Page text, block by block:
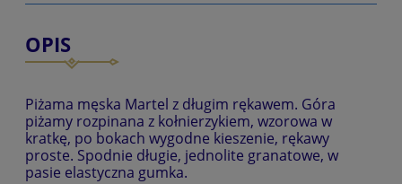
OPIS
Piżama męska Martel z długim rękawem. Góra
piżamy rozpinana z kołnierzykiem, wzorowa w
kratkę, po bokach wygodne kieszenie, rękawy
proste. Spodnie długie, jednolite granatowe, w
pasie elastyczna gumka.